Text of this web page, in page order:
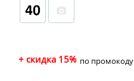
+ скидка 15% по промокоду